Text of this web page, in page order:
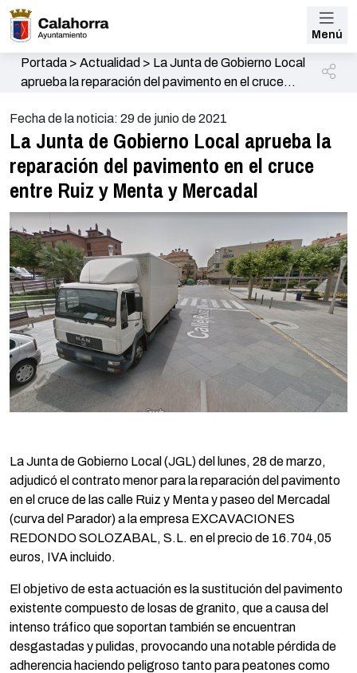
Menú
Portada> Actualidad > La Junta de Gobierno Local
aprueba la reparación del pavimento en el cruce
Fecha de la noticia: 29 de junio de 2021
La Junta de Gobierno Local aprueba la
reparación del pavimento en el cruce
entre Ruiz y Menta y Mercadal
La Junta de Gobierno Local (JGL) del lunes, 28 de marzo,
adjudicó el contrato menor para la reparación del pavimento
en el cruce de las calle Ruiz y Menta y paseo del Mercadal
(curva del Parador) a la empresa EXCAVACIONES
REDONDO SOLOZABAL, S.L. en el precio de 16.704,05
euros, IVA incluido.
El objetivo de esta actuación es la sustitución del pavimento
existente compuesto de losas de granito, que a causa del
intenso tráfico que soportan también se encuentran
desgastadas y pulidas, provocando una notable pérdida de
adherencia haciendo peligroso tanto para peatones como